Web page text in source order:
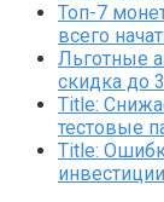
Топ-7
всего
Льготные
скидка до
Title:
тестовые
Title: